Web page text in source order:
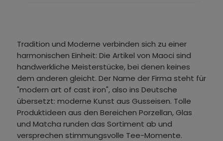
Tradition und Moderne verbinden sich zu einer
harmonischen Einheit: Die Artikel von Maoci sind
handwerkliche Meisterstücke, bei denen keines
dem anderen gleicht. Der Name der Firma steht für
"modern art of cast iron", also ins Deutsche
übersetzt: moderne Kunst aus Gusseisen. Tolle
Produktideen aus den Bereichen Porzellan, Glas
und Matcha runden das Sortiment ab und
versprechen stimmungsvolle Tee-Momente.